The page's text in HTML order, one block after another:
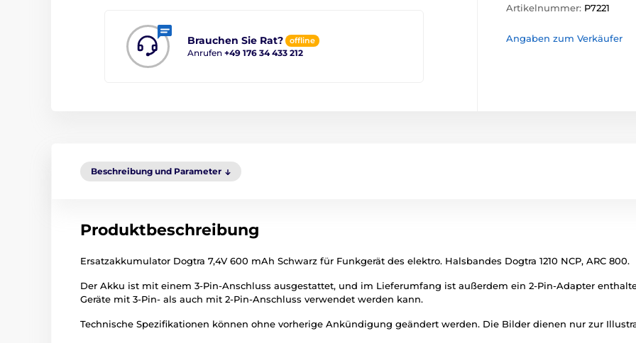
Brauchen Sie Rat? offline
Anrufen +49 176 34 433 212
Artikelnummer: P7221
Angaben zum Verkäufer
Beschreibung und Parameter
Produktbeschreibung
Ersatzakkumulator Dogtra 7,4V 600 mAh Schwarz für Funkgerät des elektro. Halsbandes Dogtra 1210 NCP, ARC 800.
Der Akku ist mit einem 3-Pin-Anschluss ausgestattet, und im Lieferumfang ist außerdem ein 2-Pin-Adapter
Geräte mit 3-Pin- als auch mit 2-Pin-Anschluss verwendet werden kann.
Technische Spezifikationen können ohne vorherige Ankündigung geändert werden. Die Bilder dienen nur zur